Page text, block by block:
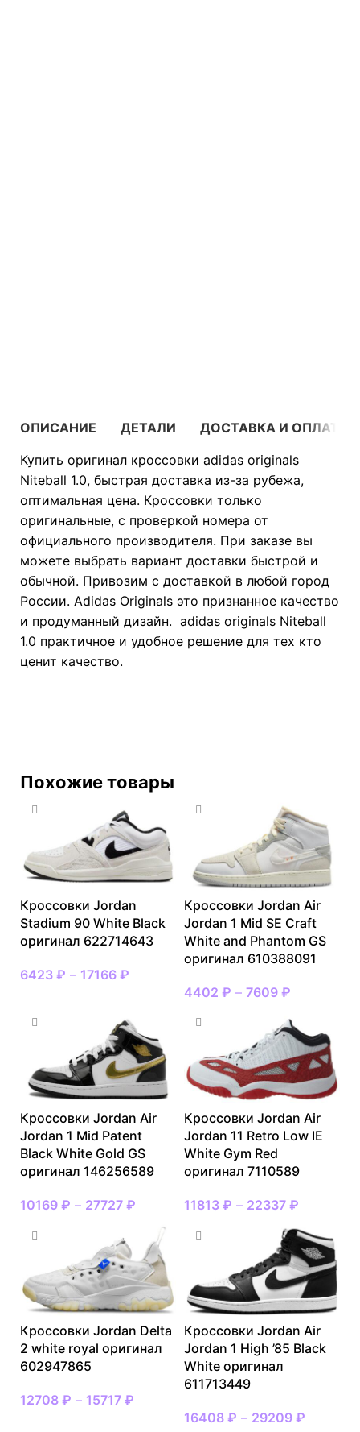
ОПИСАНИЕ ДЕТАЛИ
ДОСТАВКА И ОПЛАТА
Купить оригинал кроссовки adidas originals
Niteball 1.0, быстрая доставка из-за рубежа,
оптимальная цена. Кроссовки только
оригинальные, с проверкой номера от
официального производителя. При заказе вы
можете выбрать вариант доставки быстрой и
обычной. Привозим с доставкой в любой город
России. Adidas Originals это признанное качество
и продуманный дизайн. adidas originals Niteball
1.0 практичное и удобное решение для тех кто
ценит качество.
Похожие товары
Кроссовки Jordan
Stadium 90 White Black
оригинал 622714643
6423 ₽ – 17166 ₽
Кроссовки Jordan Air
Jordan 1 Mid SE Craft
White and Phantom GS
оригинал 610388091
4402 ₽ – 7609 ₽
Кроссовки Jordan Air
Jordan 1 Mid Patent
Black White Gold GS
оригинал 146256589
10169 ₽ – 27727 ₽
Кроссовки Jordan Air
Jordan 11 Retro Low IE
White Gym Red
оригинал 7110589
11813 ₽ – 22337 ₽
Кроссовки Jordan Delta
2 white royal оригинал
602947865
12708 ₽ – 15717 ₽
Кроссовки Jordan Air
Jordan 1 High ’85 Black
White оригинал
611713449
16408 ₽ – 29209 ₽